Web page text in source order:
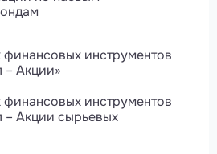
инструментов
– Акции»
инструментов
– Акции сырьевых